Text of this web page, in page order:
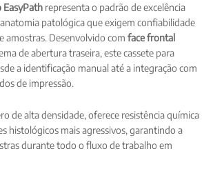
EasyPath representa o padrão de excelência
patológica que exigem confiabilidade
amostras. Desenvolvido com face frontal
de abertura traseira, este cassete para
a identificação manual até a integração com
de impressão.
de alta densidade, oferece resistência química
histológicos mais agressivos, garantindo a
durante todo o fluxo de trabalho em